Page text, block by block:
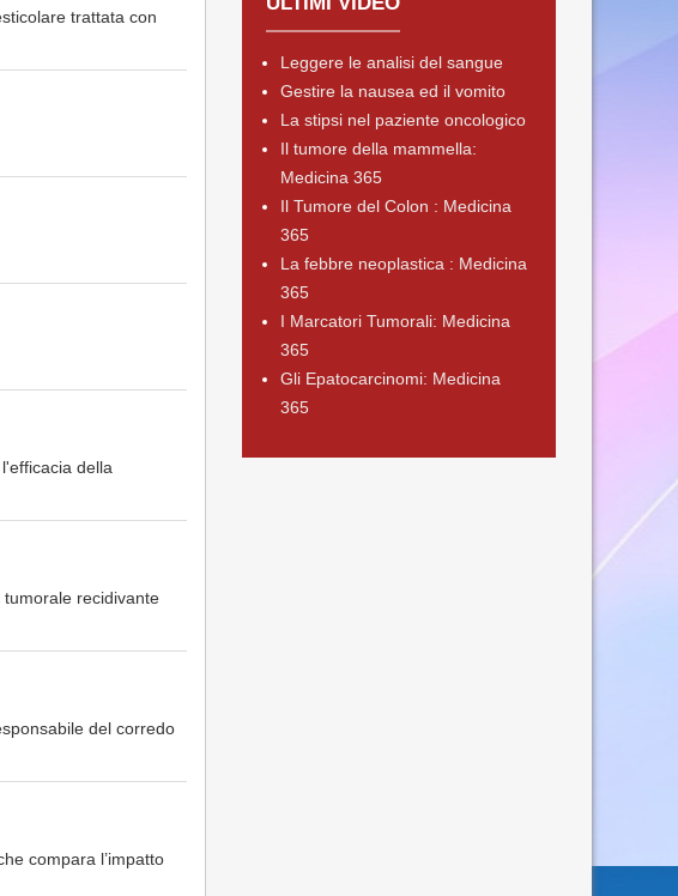
trattata con
della
recidivante
del corredo
compara l’impatto
Leggere le analisi del sangue
Gestire la nausea ed il vomito
La stipsi nel paziente oncologico
Il tumore della mammella:
Medicina 365
Il Tumore del Colon : Medicina
365
La febbre neoplastica : Medicina
365
I Marcatori Tumorali: Medicina
365
Gli Epatocarcinomi: Medicina
365